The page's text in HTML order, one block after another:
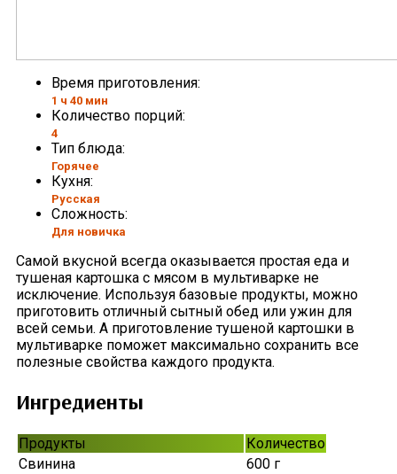
Время приготовления:
1 ч 40 мин
Количество порций:
4
Тип блюда:
Горячее
Кухня:
Русская
Сложность:
Для новичка
Самой вкусной всегда оказывается простая еда и
тушеная картошка с мясом в мультиварке не
исключение. Используя базовые продукты, можно
приготовить отличный сытный обед или ужин для
всей семьи. А приготовление тушеной картошки в
мультиварке поможет максимально сохранить все
полезные свойства каждого продукта.
Ингредиенты
Продукты
Количество
Свинина
600 г